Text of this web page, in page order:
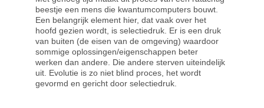
beestje een mens die kwantumcomputers bouwt.
Een belangrijk element hier, dat vaak over het
hoofd gezien wordt, is selectiedruk. Er is een druk
van buiten (de eisen van de omgeving) waardoor
sommige oplossingen/eigenschappen beter
werken dan andere. Die andere sterven uiteindelijk
uit. Evolutie is zo niet blind proces, het wordt
gevormd en gericht door selectiedruk.